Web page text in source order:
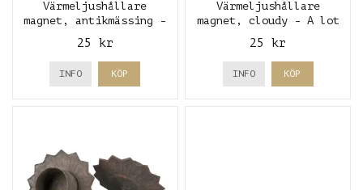
Värmeljushållare
magnet, antikmässing -
25 kr
INFO KÖP
Värmeljushållare
magnet, cloudy - A lot
25 kr
INFO KÖP